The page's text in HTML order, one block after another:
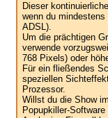
Dieser
wenn du
ADSL).
Um die prächtigen
verwende
768 Pixels) oder
Für ein fließendes
speziellen
Prozessor.
Willst du die Show
Popupkiller-